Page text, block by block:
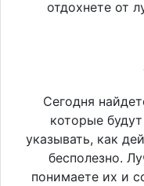
отдохнете от
Сегодня
которые
указывать, как
бесполезно.
понимаете их и